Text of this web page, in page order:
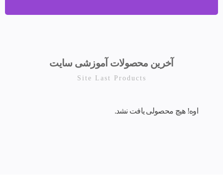
آخرین محصولات آموزشی سایت
Site Last Products
اوه! هیچ محصولی یافت نشد.